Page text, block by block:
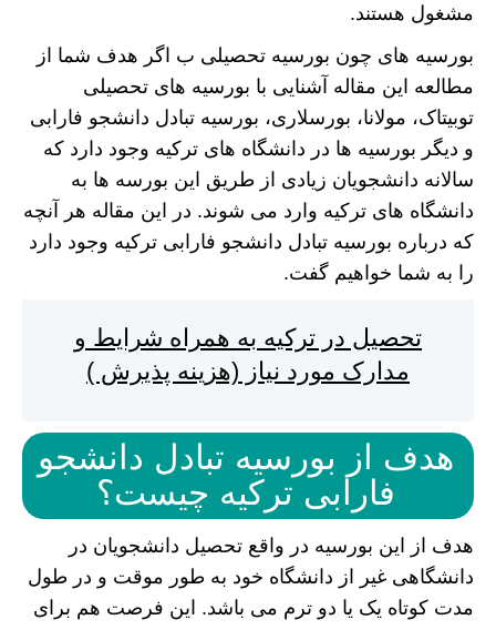
مشغول هستند.
بورسیه های چون بورسیه تحصیلی ب اگر هدف شما از
مطالعه این مقاله آشنایی با بورسیه های تحصیلی
توبیتاک، مولانا، بورسلاری، بورسیه تبادل دانشجو فارابی
و دیگر بورسیه ها در دانشگاه های ترکیه وجود دارد که
سالانه دانشجویان زیادی از طریق این بورسه ها به
دانشگاه های ترکیه وارد می شوند. در این مقاله هر آنچه
که درباره بورسیه تبادل دانشجو فارابی ترکیه وجود دارد
را به شما خواهیم گفت.
تحصیل در ترکیه به همراه شرایط و
مدارک مورد نیاز (هزینه پذیرش )
هدف از بورسیه تبادل دانشجو
فارابی ترکیه چیست؟
هدف از این بورسیه در واقع تحصیل دانشجویان در
دانشگاهی غیر از دانشگاه خود به طور موقت و در طول
مدت کوتاه یک یا دو ترم می باشد. این فرصت هم برای